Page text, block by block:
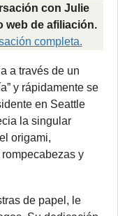
con Julie
web de afiliación.
completa.
a través de un
y rápidamente se
en Seattle
la singular
origami,
y
de papel, le